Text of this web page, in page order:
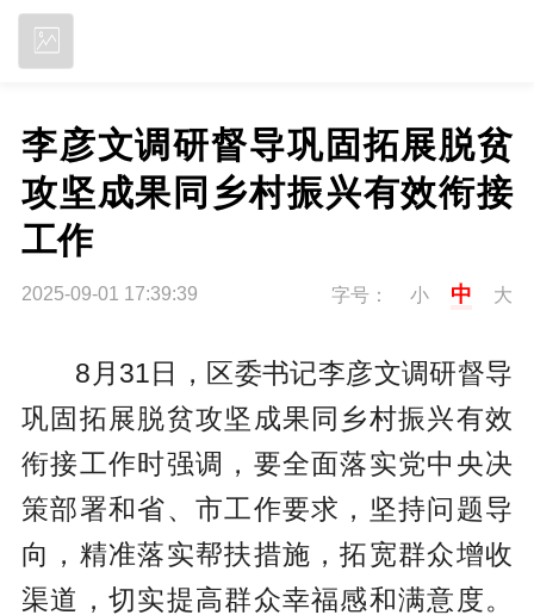
李彦文调研督导巩固拓展脱贫
攻坚成果同乡村振兴有效衔接
工作
2025-09-01 17:39:39 字号： 小 中 大
8月31日，区委书记李彦文调研督导
巩固拓展脱贫攻坚成果同乡村振兴有效
衔接工作时强调，要全面落实党中央决
策部署和省、市工作要求，坚持问题导
向，精准落实帮扶措施，拓宽群众增收
渠道，切实提高群众幸福感和满意度。